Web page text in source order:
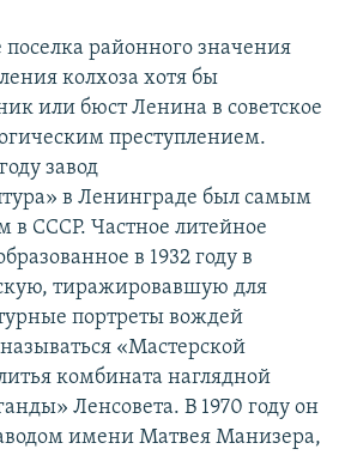
районного значения
колхоза хотя бы
или бюст Ленина в советское
преступлением.
завод
в Ленинграде был самым
в СССР. Частное литейное
в 1932 году в
тиражировавшую для
портреты вождей
«Мастерской
комбината наглядной
Ленсовета. В 1970 году он
имени Матвея Манизера,